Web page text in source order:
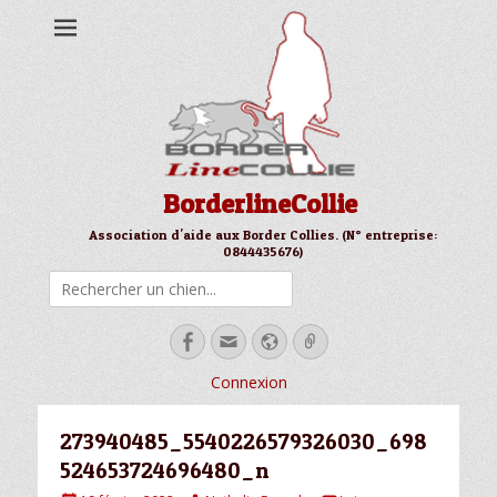
BorderlineCollie
Association d'aide aux Border Collies. (N° entreprise:
0844435676)
Facebook
EmailSite
web
Link
Connexion
273940485_5540226579326030_698
524653724696480_n